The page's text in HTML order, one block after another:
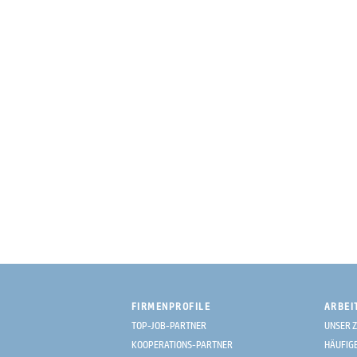
FIRMENPROFILE
TOP-JOB-PARTNER
KOOPERATIONS-PARTNER
UNSER